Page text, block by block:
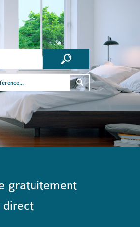
gratuitement
direct